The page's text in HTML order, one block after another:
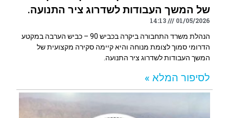
של המשך העבודות לשדרוג ציר התנועה.
01/05/2026
14:13
הנהלת משרד התחבורה ביקרה בכביש 90 – כביש הערבה במקטע
הדרומי סמוך לצומת מנוחה והיא קיימה סקירה מקצועית של
המשך העבודות לשדרוג ציר התנועה.
לסיפור המלא »